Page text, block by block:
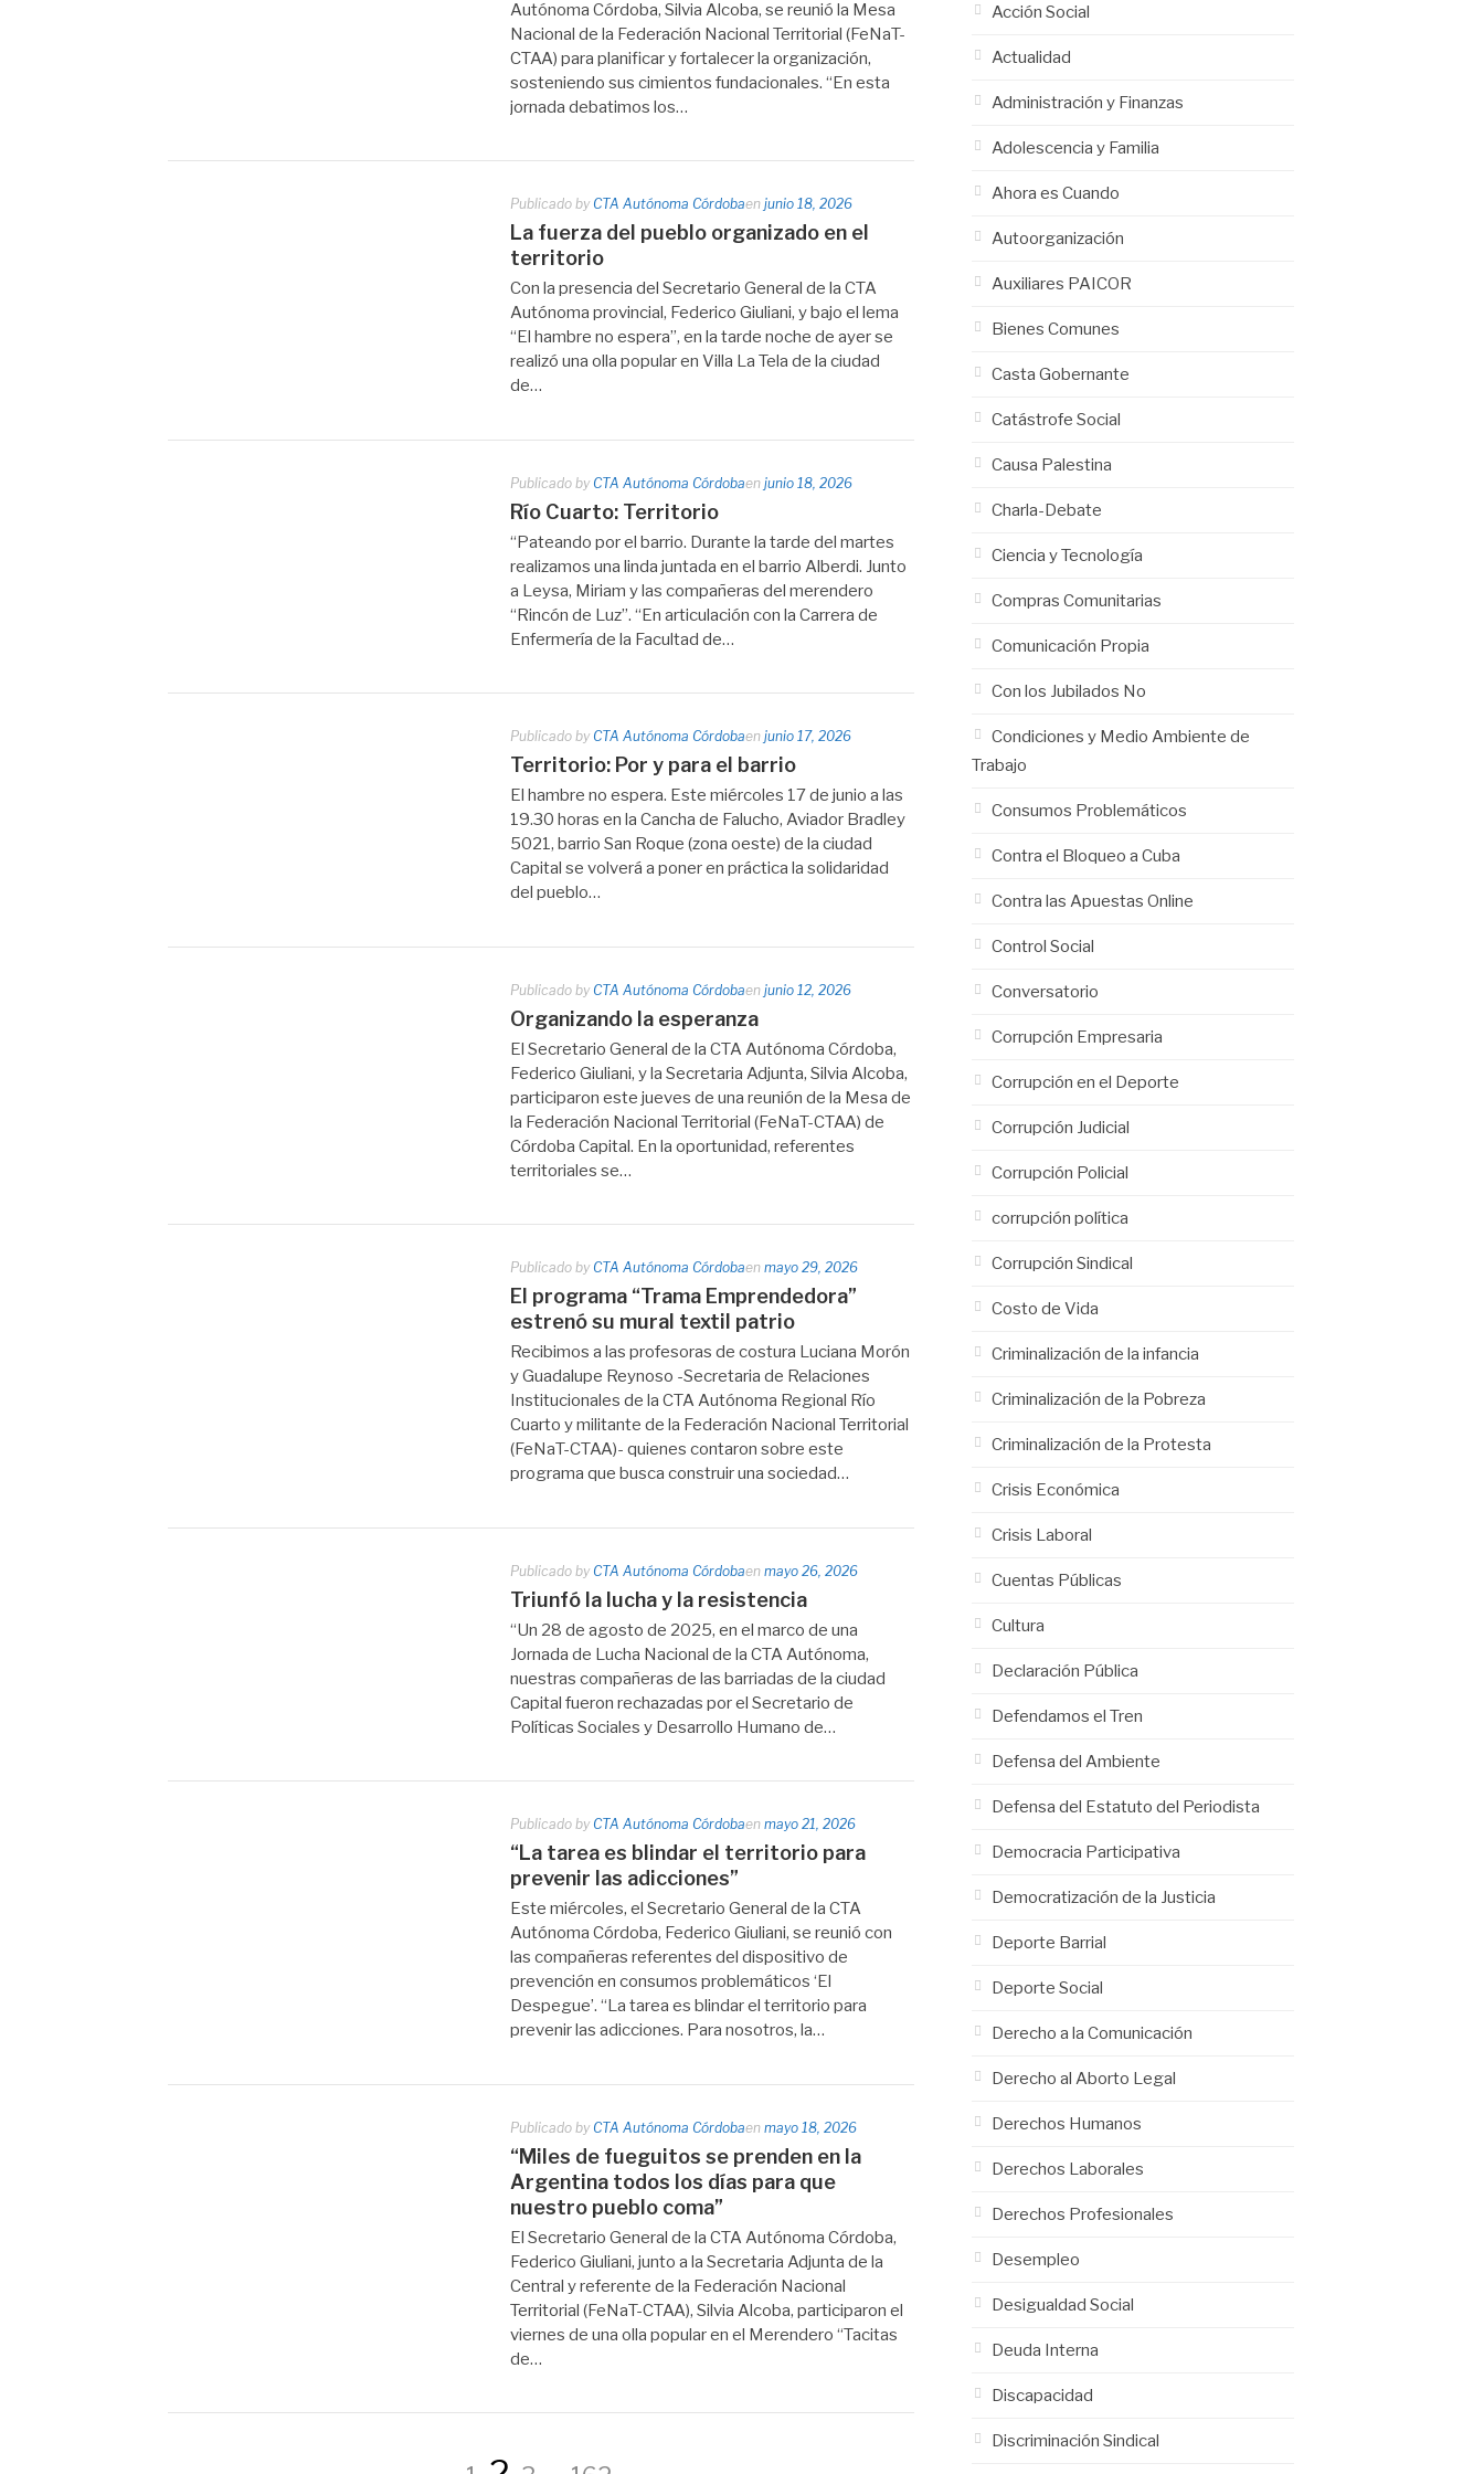
Autónoma Córdoba, Silvia Alcoba, se reunió la Mesa
Nacional de la Federación Nacional Territorial (FeNaT-
CTAA) para planificar y fortalecer la organización,
sosteniendo sus cimientos fundacionales. “En esta
jornada debatimos los…
Publicado by CTA Autónoma Córdobaen junio 18, 2026
La fuerza del pueblo organizado en el
territorio
Con la presencia del Secretario General de la CTA
Autónoma provincial, Federico Giuliani, y bajo el lema
“El hambre no espera”, en la tarde noche de ayer se
realizó una olla popular en Villa La Tela de la ciudad
de…
Publicado by CTA Autónoma Córdobaen junio 18, 2026
Río Cuarto: Territorio
“Pateando por el barrio. Durante la tarde del martes
realizamos una linda juntada en el barrio Alberdi. Junto
a Leysa, Miriam y las compañeras del merendero
“Rincón de Luz”. “En articulación con la Carrera de
Enfermería de la Facultad de…
Publicado by CTA Autónoma Córdobaen junio 17, 2026
Territorio: Por y para el barrio
El hambre no espera. Este miércoles 17 de junio a las
19.30 horas en la Cancha de Falucho, Aviador Bradley
5021, barrio San Roque (zona oeste) de la ciudad
Capital se volverá a poner en práctica la solidaridad
del pueblo…
Publicado by CTA Autónoma Córdobaen junio 12, 2026
Organizando la esperanza
El Secretario General de la CTA Autónoma Córdoba,
Federico Giuliani, y la Secretaria Adjunta, Silvia Alcoba,
participaron este jueves de una reunión de la Mesa de
la Federación Nacional Territorial (FeNaT-CTAA) de
Córdoba Capital. En la oportunidad, referentes
territoriales se…
Publicado by CTA Autónoma Córdobaen mayo 29, 2026
El programa “Trama Emprendedora”
estrenó su mural textil patrio
Recibimos a las profesoras de costura Luciana Morón
y Guadalupe Reynoso -Secretaria de Relaciones
Institucionales de la CTA Autónoma Regional Río
Cuarto y militante de la Federación Nacional Territorial
(FeNaT-CTAA)- quienes contaron sobre este
programa que busca construir una sociedad…
Publicado by CTA Autónoma Córdobaen mayo 26, 2026
Triunfó la lucha y la resistencia
“Un 28 de agosto de 2025, en el marco de una
Jornada de Lucha Nacional de la CTA Autónoma,
nuestras compañeras de las barriadas de la ciudad
Capital fueron rechazadas por el Secretario de
Políticas Sociales y Desarrollo Humano de…
Publicado by CTA Autónoma Córdobaen mayo 21, 2026
“La tarea es blindar el territorio para
prevenir las adicciones”
Este miércoles, el Secretario General de la CTA
Autónoma Córdoba, Federico Giuliani, se reunió con
las compañeras referentes del dispositivo de
prevención en consumos problemáticos ‘El
Despegue’. “La tarea es blindar el territorio para
prevenir las adicciones. Para nosotros, la…
Publicado by CTA Autónoma Córdobaen mayo 18, 2026
“Miles de fueguitos se prenden en la
Argentina todos los días para que
nuestro pueblo coma”
El Secretario General de la CTA Autónoma Córdoba,
Federico Giuliani, junto a la Secretaria Adjunta de la
Central y referente de la Federación Nacional
Territorial (FeNaT-CTAA), Silvia Alcoba, participaron el
viernes de una olla popular en el Merendero “Tacitas
de…
PáginaPáginaPágina
Acción Social
Actualidad
Administración y Finanzas
Adolescencia y Familia
Ahora es Cuando
Autoorganización
Auxiliares PAICOR
Bienes Comunes
Casta Gobernante
Catástrofe Social
Causa Palestina
Charla-Debate
Ciencia y Tecnología
Compras Comunitarias
Comunicación Propia
Con los Jubilados No
Condiciones y Medio Ambiente de
Trabajo
Consumos Problemáticos
Contra el Bloqueo a Cuba
Contra las Apuestas Online
Control Social
Conversatorio
Corrupción Empresaria
Corrupción en el Deporte
Corrupción Judicial
Corrupción Policial
corrupción política
Corrupción Sindical
Costo de Vida
Criminalización de la infancia
Criminalización de la Pobreza
Criminalización de la Protesta
Crisis Económica
Crisis Laboral
Cuentas Públicas
Cultura
Declaración Pública
Defendamos el Tren
Defensa del Ambiente
Defensa del Estatuto del Periodista
Democracia Participativa
Democratización de la Justicia
Deporte Barrial
Deporte Social
Derecho a la Comunicación
Derecho al Aborto Legal
Derechos Humanos
Derechos Laborales
Derechos Profesionales
Desempleo
Desigualdad Social
Deuda Interna
Discapacidad
Discriminación Sindical